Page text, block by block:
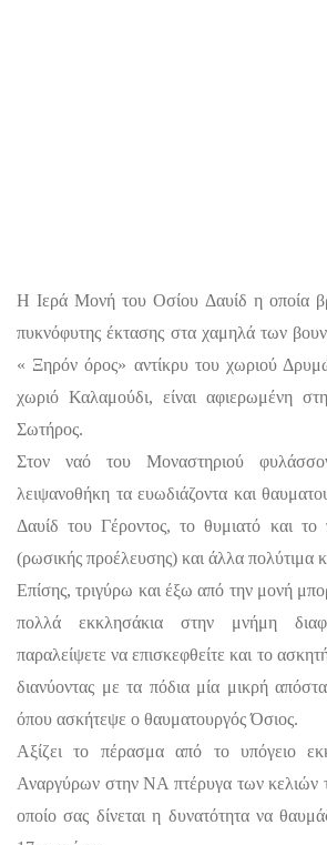
Η Ιερά Μονή του Οσίου Δαυίδ η οποία
πυκνόφυτης έκτασης στα χαμηλά των
« Ξηρόν όρος» αντίκρυ του χωριού
χωριό Καλαμούδι, είναι αφιερωμένη
Σωτήρος.
Στον ναό του Μοναστηριού
λειψανοθήκη τα ευωδιάζοντα και
Δαυίδ του Γέροντος, το θυμιατό και το
(ρωσικής προέλευσης) και άλλα πολύτιμα
Επίσης, τριγύρω και έξω από την μονή
πολλά εκκλησάκια στην μνήμη
παραλείψετε να επισκεφθείτε και το
διανύοντας με τα πόδια μία μικρή
όπου ασκήτεψε ο θαυματουργός Όσιος.
Αξίζει το πέρασμα από το υπόγειο
Αναργύρων στην ΝΑ πτέρυγα των κελιών
οποίο σας δίνεται η δυνατότητα να